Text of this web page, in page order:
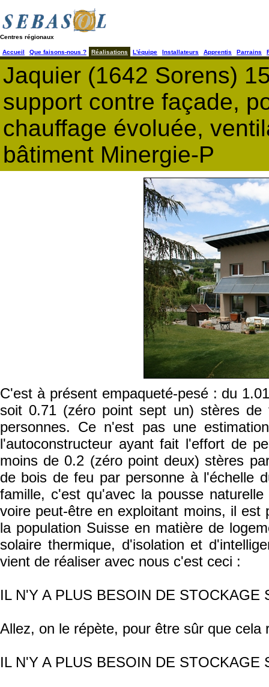
Centres régionaux
Accueil Que faisons-nous ? Réalisations L'équipe Installateurs Apprentis Parrains
Jaquier (1642 Sorens)
support contre façade,
chauffage évoluée,
bâtiment Minergie-P
C'est à présent empaqueté-pesé : du
soit 0.71 (zéro point sept un) stères
personnes. Ce n'est pas une
l'autoconstructeur ayant fait l'effort de
moins de 0.2 (zéro point deux) stères
de bois de feu par personne à l'échelle
famille, c'est qu'avec la pousse
voire peut-être en exploitant moins, il
la population Suisse en matière de
solaire thermique, d'isolation et
vient de réaliser avec nous c'est ceci :
IL N'Y A PLUS BESOIN DE STOCKAGE
Allez, on le répète, pour être sûr que cela
IL N'Y A PLUS BESOIN DE STOCKAGE